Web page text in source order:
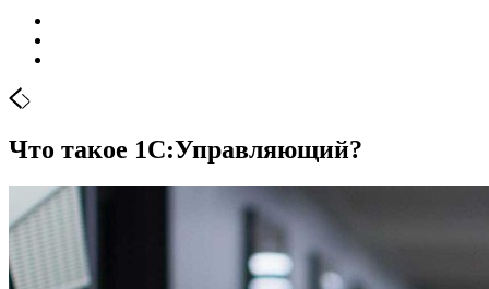
Что такое 1С:Управляющий?